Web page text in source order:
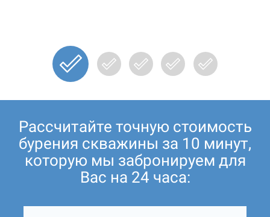
Рассчитайте точную стоимость
бурения скважины за 10 минут,
которую мы забронируем для
Вас на 24 часа: